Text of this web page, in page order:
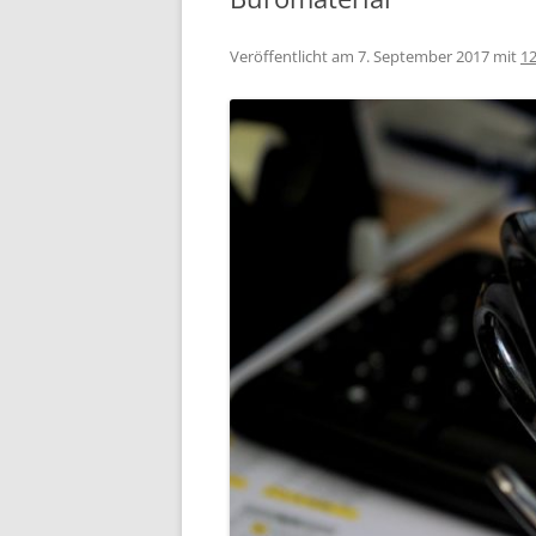
Veröffentlicht am 7. September 2017 mit